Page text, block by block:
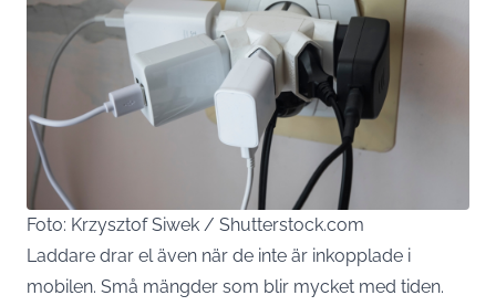
Foto: Krzysztof Siwek / Shutterstock.com
Laddare drar el även när de inte är inkopplade i
mobilen. Små mängder som blir mycket med tiden.